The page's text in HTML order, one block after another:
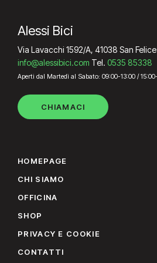
XS 14" 35.5cm
XXL
XXL 23" 58cm
Alessi Bici
Via Lavacchi 1592/A, 41038 San Felice
info@alessibici.com Tel. 0535 85338
Aperti dal Martedì al Sabato: 09:00-13:00 /
CHIAMACI
HOMEPAGE
CHI SIAMO
OFFICINA
SHOP
PRIVACY E COOKIE
CONTATTI